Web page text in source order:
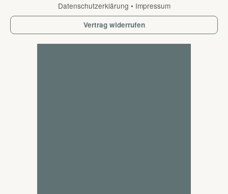
Datenschutzerklärung • Impressum
Vertrag widerrufen